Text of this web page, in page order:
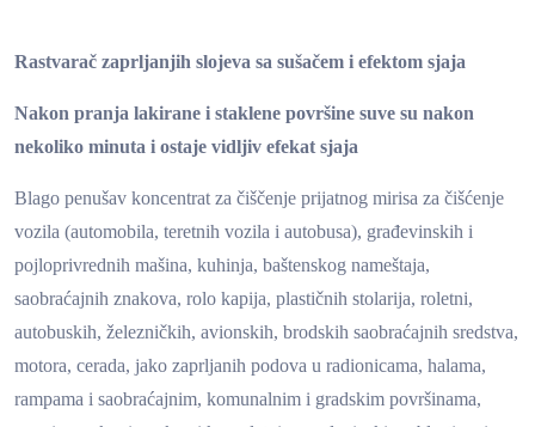
Rastvarač zaprljanjih slojeva sa sušačem i efektom sjaja
Nakon pranja lakirane i staklene površine suve su nakon
nekoliko minuta i ostaje vidljiv efekat sjaja
Blago penušav koncentrat za čiščenje prijatnog mirisa za čišćenje
vozila (automobila, teretnih vozila i autobusa), građevinskih i
pojloprivrednih mašina, kuhinja, baštenskog nameštaja,
saobraćajnih znakova, rolo kapija, plastičnih stolarija, roletni,
autobuskih, železničkih, avionskih, brodskih saobraćajnih sredstva,
motora, cerada, jako zaprljanih podova u radionicama, halama,
rampama i saobraćajnim, komunalnim i gradskim površinama,